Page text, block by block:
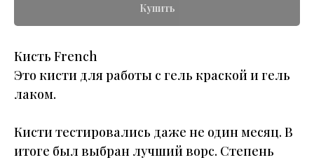
Купить
Кисть French
Это кисти для работы с гель краской и гель
лаком.
Кисти тестировались даже не один месяц. В
итоге был выбран лучший ворс. Степень